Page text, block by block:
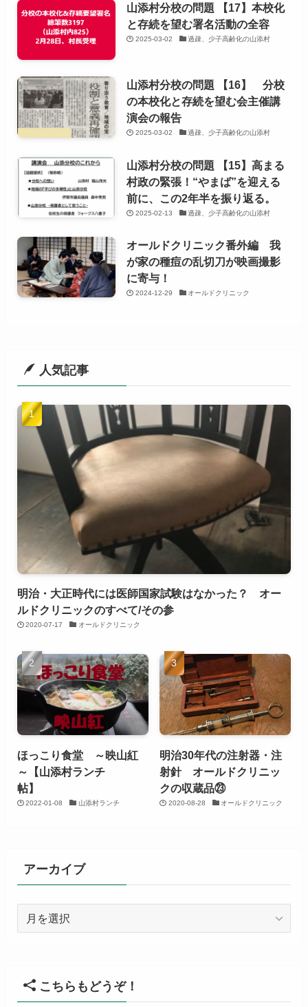
山添村分校の問題 【17】本校化
と存続を望む署名活動の全容
2025-03-02 過疎、少子高齢化の山添村
山添村分校の問題 【16】 分校
の本校化と存続を望む会主催講
演会の報告
2025-03-02 過疎、少子高齢化の山添村
山添村分校の問題 【15】高まる
村政の緊張！“やまば”を迎える
前に、この2年半を振り返る。
2025-02-13 過疎、少子高齢化の山添村
オールドクリニック番外編 我
が家の種痘の乱切刀が映画撮影
に寄与！
2024-12-29 オールドクリニック
人気記事
明治・大正時代には医師国家試験はなかった？ オー
ルドクリニックのすべて/その参
2020-07-17 オールドクリニック
ほっこり食堂 ～映山紅
～【山添村ランチ
帖】
2022-01-08 山添村ランチ
明治30年代の注射器・注
射針 オールドクリニッ
クの収蔵品㉓
2020-08-28 オールドクリニック
アーカイブ
ブ
こちらもどうぞ！